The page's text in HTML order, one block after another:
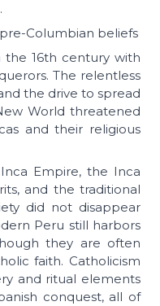
Columbian beliefs
the 16th century with
The relentless
the drive to spread
World threatened
and their religious
Empire, the Inca
and the traditional
did not disappear
Peru still harbors
they are often
faith. Catholicism
and ritual elements
conquest, all of